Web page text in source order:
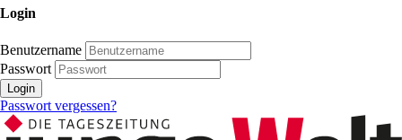
Login
Benutzername
Passwort
Login
Passwort vergessen?